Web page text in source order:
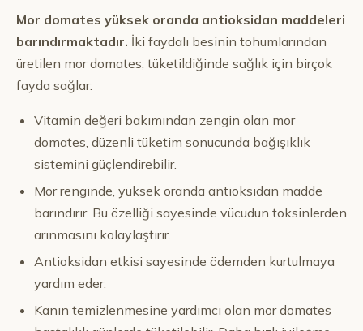
Mor domates yüksek oranda antioksidan maddeleri
barındırmaktadır. İki faydalı besinin tohumlarından
üretilen mor domates, tüketildiğinde sağlık için birçok
fayda sağlar:
Vitamin değeri bakımından zengin olan mor
domates, düzenli tüketim sonucunda bağışıklık
sistemini güçlendirebilir.
Mor renginde, yüksek oranda antioksidan madde
barındırır. Bu özelliği sayesinde vücudun toksinlerden
arınmasını kolaylaştırır.
Antioksidan etkisi sayesinde ödemden kurtulmaya
yardım eder.
Kanın temizlenmesine yardımcı olan mor domates